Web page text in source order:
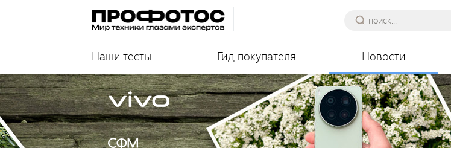
Наши тесты Гид покупателя Новости